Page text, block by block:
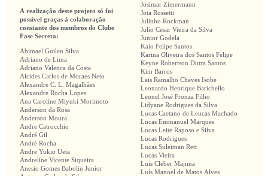
A realização deste projeto só foi
possível graças à colaboração
constante dos membros do Clube
Fase Secreta:
Abimael Guilen Silva
Adriano de Lima
Adriano Valenca da Costa
Alcides Carlos de Moraes Neto
Alexandre C. L. Magalhães
Alexandre Rocha Lopes
Ana Caroline Miyuki Morimoto
Anderson da Rosa
Anderson Moura
Andre Catrocchio
André Gil
André Rocha
Andre Yukio Ueta
Andreline Vicente Siqueira
Anesio Gomes Babolin Junior
Josimar Zimermann
Jota Rossetti
Julinho Rockman
Julio Cesar Vieira da Silva
Junior Godela
Kaio Felipe Santos
Karina Oliveira dos Santos Felipe
Keyne Robertson Dutra Santos
Kim Barros
Lais Ramalho Chaves Isobe
Leonardo Henrique Barichello
Leonel José Fronza Filho
Lidyane Rodrigues da Silva
Lucas Caetano de Leucas Machado
Lucas Emmanuel Marques
Lucas Leite Raposo e Silva
Lucas Rodrigues
Lucas Suleiman Rett
Lucas Vieira
Luis Cleber Majima
Luís Manoel de Matos Alves